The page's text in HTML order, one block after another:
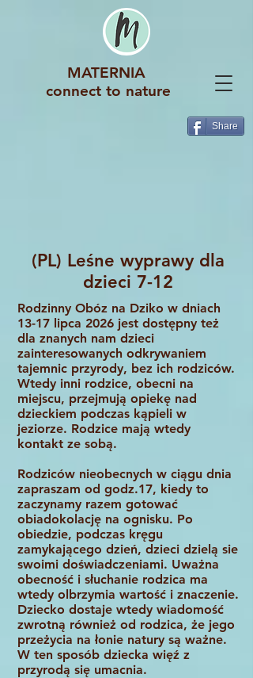
MATERNIA
connect to nature
Share
(PL) Leśne wyprawy dla
dzieci 7-12
Rodzinny Obóz na Dziko w dniach
13-17 lipca 2026 jest dostępny też
dla znanych nam dzieci
zainteresowanych odkrywaniem
tajemnic przyrody, bez ich rodziców.
Wtedy inni rodzice, obecni na
miejscu, przejmują opiekę nad
dzieckiem podczas kąpieli w
jeziorze. Rodzice mają wtedy
kontakt ze sobą.
Rodziców nieobecnych w ciągu dnia
zapraszam od godz.17, kiedy to
zaczynamy razem gotować
obiadokolację na ognisku. Po
obiedzie, podczas kręgu
zamykającego dzień, dzieci dzielą sie
swoimi doświadczeniami. Uważna
obecność i słuchanie rodzica ma
wtedy olbrzymia wartość i znaczenie.
Dziecko dostaje wtedy wiadomość
zwrotną również od rodzica, że jego
przeżycia na łonie natury są ważne.
W ten sposób dziecka więź z
przyrodą się umacnia.